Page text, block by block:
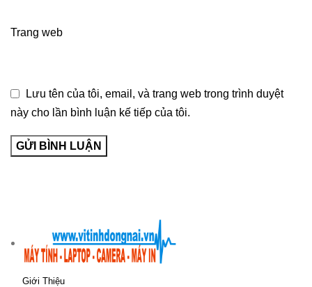
Trang web
Lưu tên của tôi, email, và trang web trong trình duyệt
này cho lần bình luận kế tiếp của tôi.
Giới Thiệu